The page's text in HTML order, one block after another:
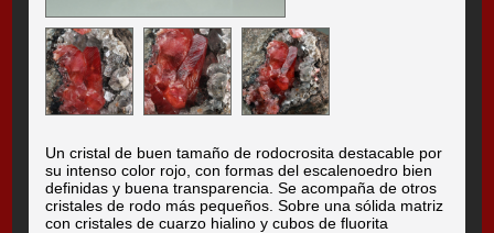
Un cristal de buen tamaño de rodocrosita destacable por
su intenso color rojo, con formas del escalenoedro bien
definidas y buena transparencia. Se acompaña de otros
cristales de rodo más pequeños. Sobre una sólida matriz
con cristales de cuarzo hialino y cubos de fluorita